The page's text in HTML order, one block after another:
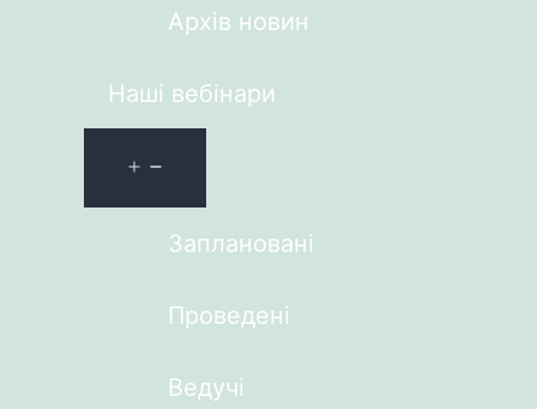
Архів новин
Наші вебінари
Заплановані
Проведені
Ведучі